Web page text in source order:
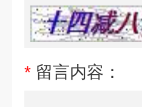
* 留言内容：